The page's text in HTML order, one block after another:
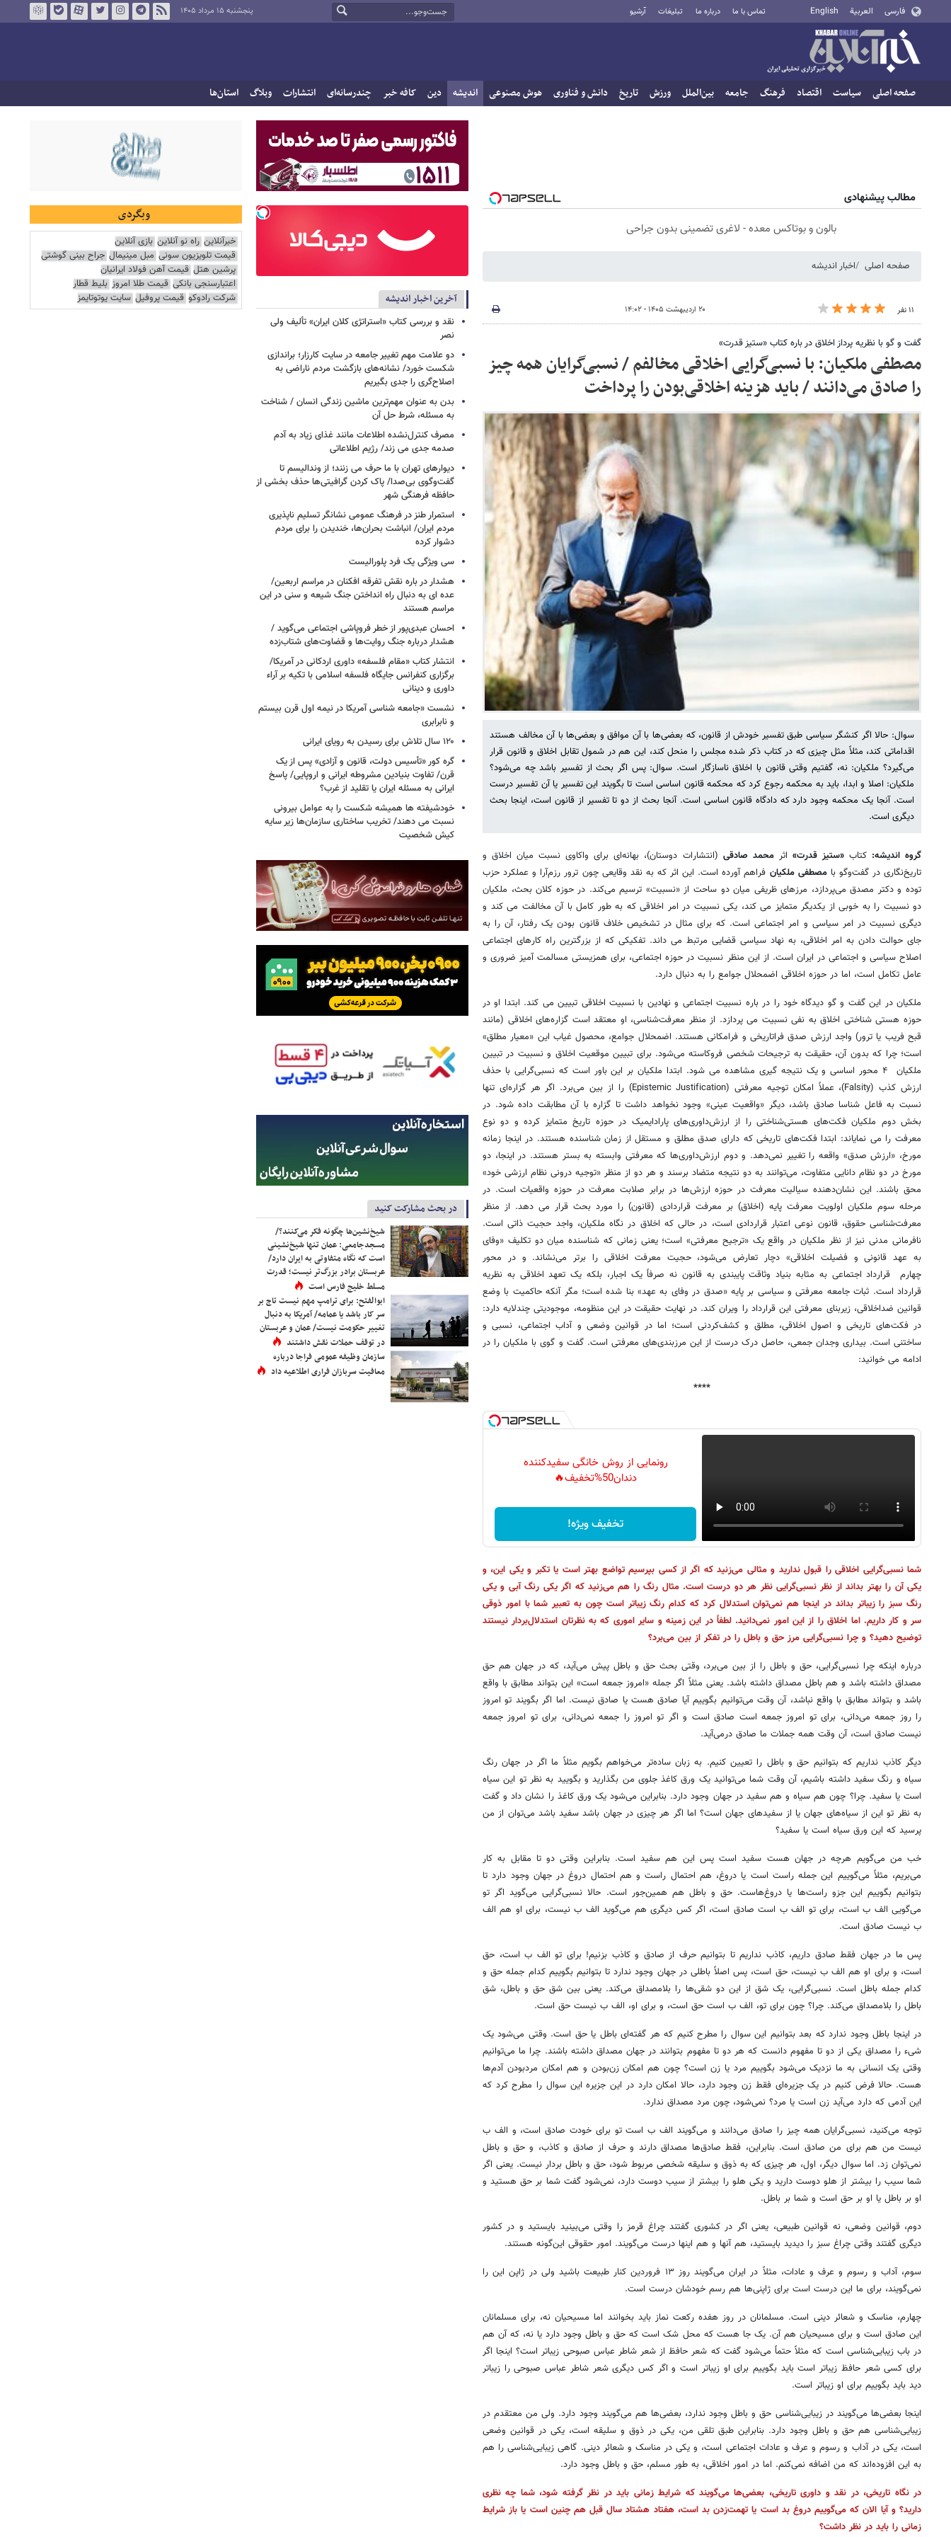
فارسی العربية English تماس با ما درباره ما تبلیغات آرشیو پنجشنبه ۱۵ مرداد ۱۴۰۵
صفحه اصلی سیاست اقتصاد فرهنگ جامعه بین‌الملل ورزش تاریخ دانش و فناوری هوش مصنوعی اندیشه دین کافه خبر چندرسانه‌ای انتشارات وبلاگ استان‌ها
مطالب پیشنهادی
بالون و بوتاکس معده - لاغری تضمینی بدون جراحی
صفحه اصلی اخبار اندیشه
۱۱ نفر ۲۰ اردیبهشت ۱۴۰۵ - ۱۴:۰۲
گفت و گو با نظریه پرداز اخلاق در باره کتاب «ستیز قدرت»
مصطفی ملکیان: با نسبی‌گرایی اخلاقی مخالفم / نسبی‌گرایان همه چیز
را صادق می‌دانند / باید هزینه اخلاقی‌بودن را پرداخت
سوال: حالا اگر کنشگر سیاسی طبق تفسیر خودش از قانون، که بعضی‌ها با آن موافق و بعضی‌ها با آن مخالف هستند
اقداماتی ‌کند، مثلاً مثل چیزی که در کتاب ذکر شده مجلس را منحل کند، این هم در شمول تقابل اخلاق و قانون قرار
می‌گیرد؟ ملکیان: نه، گفتیم وقتی قانون با اخلاق ناسازگار است. سوال: پس اگر بحث از تفسیر باشد چه می‌شود؟
ملکیان: اصلا و ابدا، باید به محکمه رجوع کرد که محکمه قانون اساسی است تا بگویند این تفسیر یا آن تفسیر درست
است. آنجا یک محکمه وجود دارد که دادگاه قانون اساسی است. آنجا بحث از دو تا تفسیر از قانون است، اینجا بحث
دیگری است.
گروه اندیشه: کتاب«ستیز قدرت» اثرمحمد صادقی (انتشارات دوستان)، بهانه‌ای برای واکاوی نسبت میان اخلاق و
تاریخ‌نگاری در گفت‌وگو بامصطفی ملکیان فراهم آورده است. این اثر که به نقد وقایعی چون ترور رزم‌آرا و عملکرد حزب
توده و دکتر مصدق می‌پردازد، مرزهای ظریفی میان دو ساحت از «نسبیت» ترسیم می‌کند. در حوزه کلان بحث، ملکیان
دو نسبیت را به خوبی از یکدیگر متمایز می کند، یکی نسبیت در امر اخلاقی که به طور کامل با آن مخالفت می کند و
دیگری نسبیت در امر سیاسی و امر اجتماعی است. که برای مثال در تشخیص خلاف قانون بودن یک رفتار، آن را به
جای حوالت دادن به امر اخلاقی، به نهاد سیاسی قضایی مرتبط می داند. تفکیکی که از بزرگترین راه کارهای اجتماعی
اصلاح سیاسی و اجتماعی در ایران است. از این منظر نسبیت در حوزه اجتماعی، برای همزیستی مسالمت آمیز ضروری و
عامل تکامل است، اما در حوزه اخلاقی اضمحلال جوامع را به دنبال دارد.
ملکیان در این گفت و گو دیدگاه خود را در باره نسبیت اجتماعی و نهادین با نسبیت اخلاقی تبیین می کند. ابتدا او در
حوزه هستی شناختی اخلاق به نفی نسبیت می پردازد. از منظر معرفت‌شناسی، او معتقد است گزاره‌های اخلاقی (مانند
قبح فریب یا ترور) واجد ارزش صدق فراتاریخی و فرامکانی هستند. اضمحلال جوامع، محصول غیاب این «معیار مطلق»
است؛ چرا که بدون آن، حقیقت به ترجیحات شخصی فروکاسته می‌شود. برای تبیین موقعیت اخلاق و نسبیت در تبیین
ملکیان ۴ محور اساسی و یک نتیجه گیری مشاهده می شود. ابتدا ملکیان بر این باور است که نسبی‌گرایی با حذف
ارزش کذب (Falsity)، عملاً امکان توجیه معرفتی (Epistemic Justification) را از بین می‌برد. اگر هر گزاره‌ای تنها
نسبت به فاعل شناسا صادق باشد، دیگر «واقعیت عینی» وجود نخواهد داشت تا گزاره با آن مطابقت داده شود. در
بخش دوم ملکیان فکت‌های هستی‌شناختی را از ارزش‌داوری‌های پارادایمیک در حوزه تاریخ متمایز کرده و دو نوع
معرفت را می نمایاند: ابتدا فکت‌های تاریخی که دارای صدق مطلق و مستقل از زمان شناسنده هستند. در اینجا زمانه
مورخ، «ارزش صدق» واقعه را تغییر نمی‌دهد. و دوم ارزش‌داوری‌ها که معرفتی وابسته به بستر هستند. در اینجا، دو
مورخ در دو نظام دانایی متفاوت، می‌توانند به دو نتیجه متضاد برسند و هر دو از منظر «توجیه درونی نظام ارزشی خود»
محق باشند. این نشان‌دهنده سیالیت معرفت در حوزه ارزش‌ها در برابر صلابت معرفت در حوزه واقعیات است. در
مرحله سوم ملکیان اولویت معرفت پایه (اخلاق) بر معرفت قراردادی (قانون) را مورد بحث قرار می دهد. از منظر
معرفت‌شناسی حقوق، قانون نوعی اعتبار قراردادی است، در حالی که اخلاق در نگاه ملکیان، واجد حجیت ذاتی است.
نافرمانی مدنی نیز از نظر ملکیان در واقع یک «ترجیح معرفتی» است؛ یعنی زمانی که شناسنده میان دو تکلیف «وفای
به عهد قانونی و فضیلت اخلاقی» دچار تعارض می‌شود، حجیت معرفت اخلاقی را برتر می‌نشاند. و در محور
چهارم قرارداد اجتماعی به مثابه بنیاد وثاقت پایبندی به قانون نه صرفاً یک اجبار، بلکه یک تعهد اخلاقی به نظریه
قرارداد است. ثبات جامعه معرفتی و سیاسی بر پایه «صدق در وفای به عهد» بنا شده است؛ مگر آنکه حاکمیت با وضع
قوانین ضداخلاقی، زیربنای معرفتی این قرارداد را ویران کند. در نهایت حقیقت در این منظومه، موجودیتی چندلایه دارد:
در فکت‌های تاریخی و اصول اخلاقی، مطلق و کشف‌کردنی است؛ اما در قوانین وضعی و آداب اجتماعی، نسبی و
ساختنی است. بیداری وجدان جمعی، حاصل درک درست از این مرزبندی‌های معرفتی است. گفت و گوی با ملکیان را در
ادامه می خوانید:
****
رونمایی از روش خانگی سفیدکننده
دندان50%تخفیف🔥
تخفیف ویژه!
شما نسبی‌گرایی اخلاقی را قبول ندارید و مثالی می‌زنید که اگر از کسی بپرسیم تواضع بهتر است یا تکبر و یکی این، و
یکی آن را بهتر بداند از نظر نسبی‌گرایی نظر هر دو درست است. مثال رنگ را هم می‌زنید که اگر یکی رنگ آبی و یکی
رنگ سبز را زیباتر بداند در اینجا هم نمی‌توان استدلال کرد که کدام رنگ زیباتر است چون به تعبیر شما با امور ذوقی
سر و کار داریم. اما اخلاق را از این امور نمی‌دانید. لطفاً در این زمینه و سایر اموری که به نظرتان استدلال‌بردار نیستند
توضیح دهید؟ و چرا نسبی‌گرایی مرز حق و باطل را در تفکر از بین می‌برد؟
درباره اینکه چرا نسبی‌گرایی، حق و باطل را از بین می‌برد، وقتی بحث حق و باطل پیش می‌آید، که در جهان هم حق
مصداق داشته باشد و هم باطل مصداق داشته باشد. یعنی مثلاً اگر جمله «امروز جمعه است» این بتواند مطابق با واقع
باشد و بتواند مطابق با واقع نباشد، آن وقت می‌توانیم بگوییم آیا صادق هست یا صادق نیست. اما اگر بگویند تو امروز
را روز جمعه می‌دانی، برای تو امروز جمعه است صادق است و اگر تو امروز را جمعه نمی‌دانی، برای تو امروز جمعه
نیست صادق است، آن وقت همه جملات ما صادق درمی‌آید.
دیگر کاذب نداریم که بتوانیم حق و باطل را تعیین کنیم. به زبان ساده‌تر می‌خواهم بگویم مثلاً ما اگر در جهان رنگ
سیاه و رنگ سفید داشته باشیم، آن وقت شما می‌توانید یک ورق کاغذ جلوی من بگذارید و بگویید به نظر تو این سیاه
است یا سفید. چرا؟ چون هم سیاه و هم سفید در جهان وجود دارد. بنابراین می‌شود یک ورق کاغذ را نشان داد و گفت
به نظر تو این از سیاه‌های جهان یا از سفیدهای جهان است؟ اما اگر هر چیزی در جهان باشد سفید باشد می‌توان از من
پرسید که این ورق سیاه است یا سفید؟
خب من می‌گویم هرچه در جهان هست سفید است پس این هم سفید است. بنابراین وقتی دو تا مقابل به کار
می‌بریم، مثلاً می‌گوییم این جمله راست است یا دروغ، هم احتمال راست و هم احتمال دروغ در جهان وجود دارد تا
بتوانیم بگوییم این جزو راست‌ها یا دروغ‌هاست. حق و باطل هم همین‌جور است. حالا نسبی‌گرایی می‌گوید اگر تو
می‌گویی الف ب است، برای تو الف ب است صادق است، اگر کس دیگری هم می‌گوید الف ب نیست، برای او هم الف
ب نیست صادق است.
پس ما در جهان فقط صادق داریم، کاذب نداریم تا بتوانیم حرف از صادق و کاذب بزنیم! برای تو الف ب است، حق
است، و برای او هم الف ب نیست، حق است، پس اصلاً باطلی در جهان وجود ندارد تا بتوانیم بگوییم کدام جمله حق و
کدام جمله باطل است. نسبی‌گرایی، یک شق از این دو شقی‌ها را بلامصداق می‌کند. یعنی بین شق حق و باطل، شق
باطل را بلامصداق می‌کند. چرا؟ چون برای تو، الف ب است حق است، و برای او، الف ب نیست حق است.
در اینجا باطل وجود ندارد که بعد بتوانیم این سوال را مطرح کنیم که هر گفته‌ای باطل یا حق است. وقتی می‌شود یک
شیء را مصداق یکی از دو تا مفهوم دانست که هر دو تا مفهوم بتوانند در جهان مصداق داشته باشند. چرا ما می‌توانیم
وقتی یک انسانی به ما نزدیک می‌شود بگوییم مرد یا زن است؟ چون هم امکان زن‌بودن و هم امکان مردبودن آدم‌ها
هست. حالا فرض کنیم در یک جزیره‌ای فقط زن وجود دارد، حالا امکان دارد در این جزیره این سوال را مطرح کرد که
این آدمی که دارد می‌آید زن است یا مرد؟ نمی‌شود، چون مرد مصداق ندارد.
توجه می‌کنید، نسبی‌گرایان همه چیز را صادق می‌دانند و می‌گویند الف ب است تو برای خودت صادق است، و الف ب
نیست من هم برای من صادق است. بنابراین، فقط صادق‌ها مصداق دارند و حرف از صادق و کاذب، و حق و باطل
نمی‌توان زد. اما سوال دیگر، اول، هر چیزی که به ذوق و سلیقه شخصی مربوط شود، حق و باطل بردار نیست. یعنی اگر
شما سیب را بیشتر از هلو دوست دارید و یکی هلو را بیشتر از سیب دوست دارد، نمی‌شود گفت شما بر حق هستید و
او بر باطل یا او بر حق است و شما بر باطل.
دوم، قوانین وضعی، نه قوانین طبیعی، یعنی اگر در کشوری گفتند چراغ قرمز را وقتی می‌بینید بایستید و در کشور
دیگری گفتند وقتی چراغ سبز را دیدید بایستید، هم آنها و هم اینها درست می‌گویند. امور حقوقی این‌گونه هستند.
سوم، آداب و رسوم و عرف و عادات، مثلاً در ایران می‌گویند روز ۱۳ فروردین کنار طبیعت باشید ولی در ژاپن این را
نمی‌گویند، برای ما این درست است برای ژاپنی‌ها هم رسم خودشان درست است.
چهارم، مناسک و شعائر دینی است. مسلمانان در روز هفده رکعت نماز باید بخوانند اما مسیحیان نه، برای مسلمانان
این صادق است و برای مسیحیان هم آن. یک جا هست که محل شک است که حق و باطل وجود دارد یا نه، که آن هم
در باب زیبایی‌شناسی است که مثلاً حتماً می‌شود گفت که شعر حافظ از شعر شاطر عباس صبوحی زیباتر است؟ اینجا اگر
برای کسی شعر حافظ زیباتر است باید بگوییم برای او زیباتر است و اگر کس دیگری شعر شاطر عباس صبوحی را زیباتر
دید باید بگوییم برای او زیباتر است.
اینجا بعضی‌ها می‌گویند در زیبایی‌شناسی حق و باطل وجود ندارد، بعضی‌ها هم می‌گویند وجود دارد. ولی من معتقدم در
زیبایی‌شناسی هم حق و باطل وجود دارد. بنابراین طبق تلقی من، یکی در ذوق و سلیقه است، یکی در قوانین وضعی
است، یکی در آداب و رسوم و عرف و عادات اجتماعی است، و یکی در مناسک و شعائر دینی. گاهی زیبایی‌شناسی را هم
به این افزوده‌اند که من اضافه نمی‌کنم. اما در امور اخلاقی، به طور مسلم، حق و باطل وجود دارد.
در نگاه تاریخی، در نقد و داوری تاریخی، بعضی‌ها می‌گویند که شرایط زمانی باید در نظر گرفته شود، شما چه نظری
دارید؟ و آیا الان که می‌گوییم دروغ بد است یا تهمت‌زدن بد است، هفتاد هشتاد سال قبل هم چنین است یا باز شرایط
زمانی را باید در نظر داشت؟
آخرین اخبار اندیشه
نقد و بررسی کتاب «استراتژی کلان ایران» تألیف ولی
نصر
دو علامت مهم تغییر جامعه در سایت کارزار؛ براندازی
شکست خورد/ نشانه‌های بازگشت مردم ناراضی به
اصلاح‌گری را جدی بگیریم
بدن به عنوان مهم‌ترین ماشین زندگی انسان / شناخت
به مسئله، شرط حل آن
مصرف کنترل‌نشده اطلاعات مانند غذای زیاد به آدم
صدمه جدی می زند/ رژیم اطلاعاتی
دیوارهای تهران با ما حرف می زنند؛ از وندالیسم تا
گفت‌وگوی بی‌صدا/ پاک کردن گرافیتی‌ها حذف بخشی از
حافظه فرهنگی شهر
استمرار طنز در فرهنگ عمومی نشانگر تسلیم ناپذیری
مردم ایران/ انباشت بحران‌ها، خندیدن را برای مردم
دشوار کرده
سی ویژگی یک فرد پلورالیست
هشدار در باره نقش تفرقه افکنان در مراسم اربعین/
عده ای به دنبال راه انداختن جنگ شیعه و سنی در این
مراسم هستند
احسان عبدی‌پور از خطر فروپاشی اجتماعی می‌گوید /
هشدار درباره جنگ روایت‌ها و قضاوت‌های شتاب‌زده
انتشار کتاب «مقام فلسفه» داوری اردکانی در آمریکا/
برگزاری کنفرانس جایگاه فلسفه اسلامی با تکیه بر آراء
داوری و دینانی
نشست «جامعه شناسی آمریکا در نیمه اول قرن بیستم
و نابرابری
۱۲۰ سال تلاش برای رسیدن به رویای ایرانی
گره کور «تأسیس دولت، قانون و آزادی» پس از یک
قرن/ تفاوت بنیادین مشروطه ایرانی و اروپایی/ پاسخ
ایرانی به مسئله ایران یا تقلید از غرب؟
خودشیفته ها همیشه شکست را به عوامل بیرونی
نسبت می دهند/ تخریب ساختاری سازمان‌ها زیر سایه
کیش شخصیت
در بحث مشارکت کنید
شیخ‌نشین‌ها چگونه فکر می‌کنند؟/
مسجدجامعی: عمان تنها شیخ‌نشینی
است که نگاه متفاوتی به ایران دارد/
عربستان برادر بزرگ‌تر نیست؛ قدرت
مسلط خلیج فارس است
ابوالفتح: برای ترامپ مهم نیست تاج بر
سر کار باشد یا عمامه/ آمریکا به دنبال
تغییر حکومت نیست/ عمان و عربستان
در توقف حملات نقش داشتند
سازمان وظیفه عمومی فراجا درباره
معافیت سربازان فراری اطلاعیه داد
وبگردی
خبرآنلاین راه نو آنلاین بازی آنلاین
قیمت تلویزیون سونی مبل مینیمال جراح بینی گوشتی
پرشین هتل قیمت آهن فولاد ایرانیان
اعتبارسنجی بانکی قیمت طلا امروز بلیط قطار
شرکت رادوکو قیمت پروفیل سایت یوتوتایمز